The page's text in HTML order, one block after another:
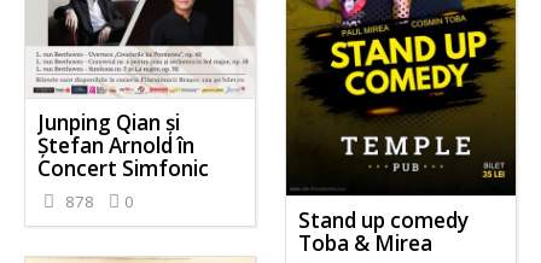
Stand up comedy
Toba & Mirea
Junping Qian și
Ștefan Arnold în
Concert Simfonic
878 0